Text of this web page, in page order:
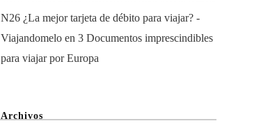
N26 ¿La mejor tarjeta de débito para viajar? -
Viajandomelo en 3 Documentos imprescindibles
para viajar por Europa
Archivos